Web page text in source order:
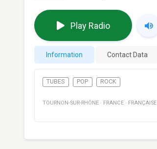
Play Radio
Information Contact Data
TUBES POP ROCK
TOURNON-SUR-RHÔNE · FRANCE · FRANÇAISE